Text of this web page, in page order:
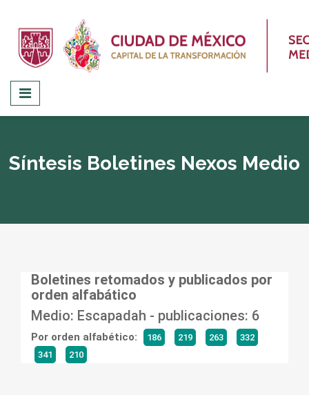
Síntesis Boletines Nexos Medio
Boletines retomados y publicados por
orden alfabático
Medio: Escapadah - publicaciones: 6
Por orden alfabético: 186 219 263
332
341
210